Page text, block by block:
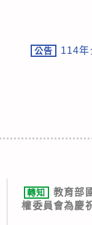
公告
114年
轉知
教育部
權委員會為慶